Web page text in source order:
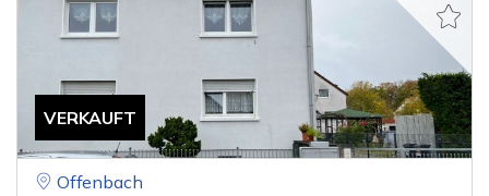
VERKAUFT
Offenbach